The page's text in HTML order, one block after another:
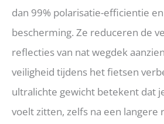
dan 99% polarisatie-efficientie
bescherming. Ze reduceren de
reflecties van nat wegdek
veiligheid tijdens het fietsen
ultralichte gewicht betekent dat
voelt zitten, zelfs na een langere